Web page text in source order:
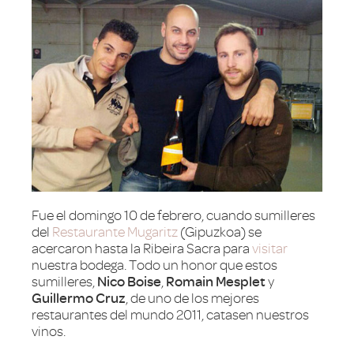
Fue el domingo 10 de febrero, cuando sumilleres
del Restaurante Mugaritz (Gipuzkoa) se
acercaron hasta la Ribeira Sacra paravisitar
nuestra bodega. Todo un honor que estos
sumilleres, Nico Boise, Romain Mesplety
Guillermo Cruz, de uno de los mejores
restaurantes del mundo 2011, catasen nuestros
vinos.